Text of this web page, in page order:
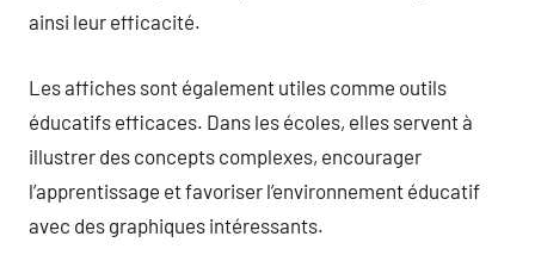
ainsi leur efficacité.
Les affiches sont également utiles comme outils
éducatifs efficaces. Dans les écoles, elles servent à
illustrer des concepts complexes, encourager
l’apprentissage et favoriser l’environnement éducatif
avec des graphiques intéressants.